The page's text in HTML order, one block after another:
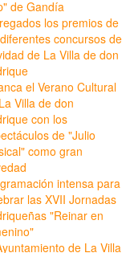
de Gandía
los premios de
concursos de
de La Villa de don
el Verano Cultural
Villa de don
con los
de "Julio
como gran
intensa para
las XVII Jornadas
"Reinar en
de La Villa